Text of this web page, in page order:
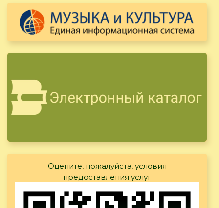
Оцените, пожалуйста, условия
предоставления услуг